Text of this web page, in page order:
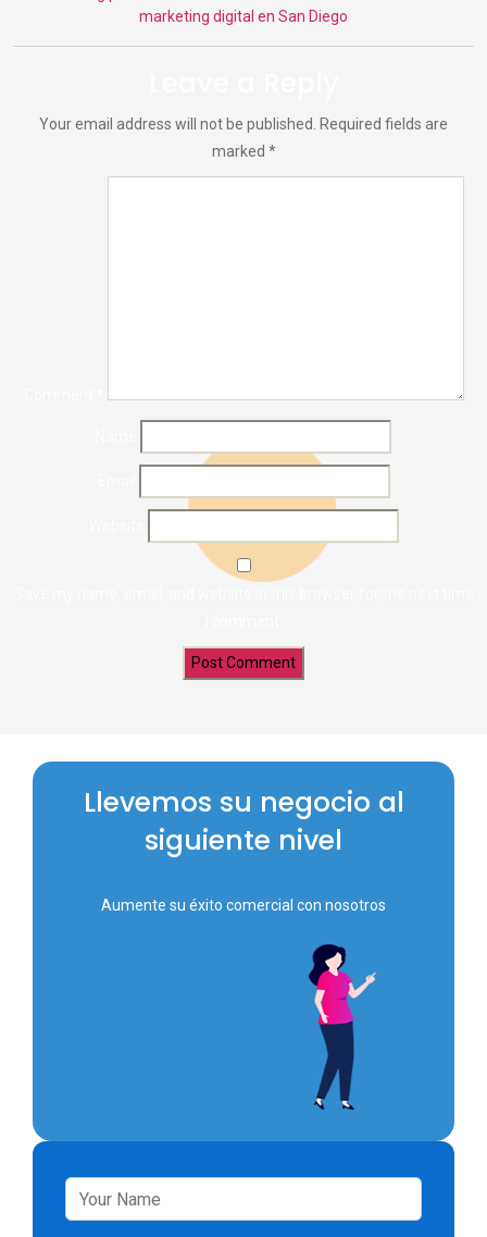
marketing digital en San Diego
Your email address will not be published. Required fields are
marked *
Llevemos su negocio al
siguiente nivel
Aumente su éxito comercial con nosotros